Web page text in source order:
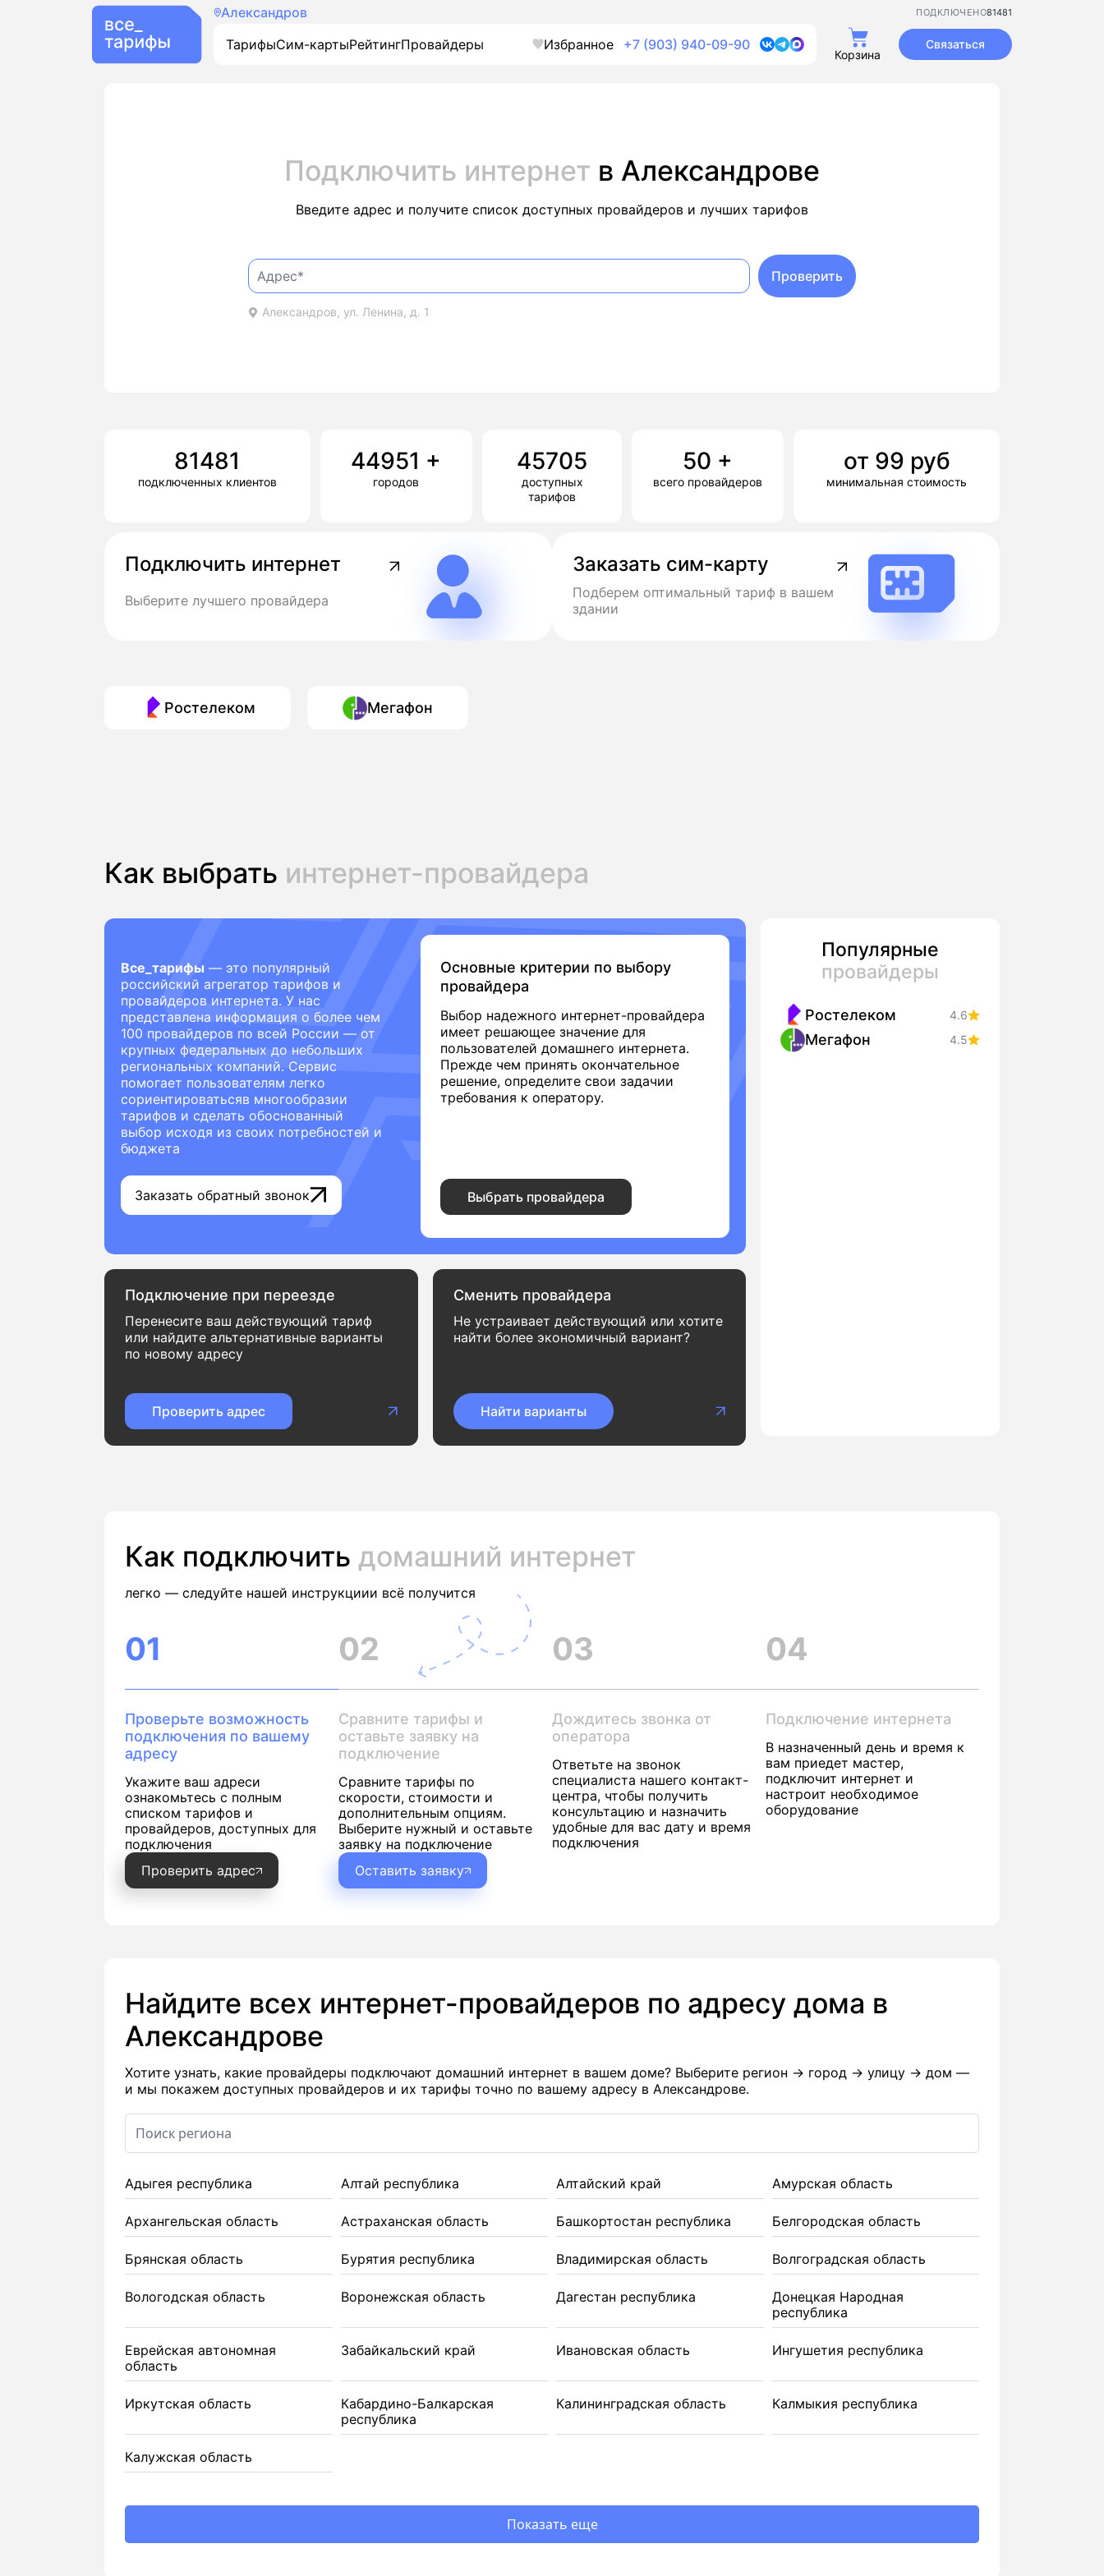
Александров 81481
ПОДКЛЮЧЕНО
ТарифыСим-картыРейтингПровайдеры Избранное +7 (903) 940-09-90
Корзина
Связаться
Подключить интернет в Александрове
Введите адрес и получите список доступных провайдеров и лучших тарифов
Александров, ул. Ленина, д. 1
Проверить
81481
подключенных клиентов
44951 +
городов
45705
доступных
тарифов
50 +
всего провайдеров
от 99 руб
минимальная стоимость
Подключить интернет
Выберите лучшего провайдера
Заказать сим-карту
Подберем оптимальный тариф в вашем
здании
Ростелеком Мегафон
Как выбрать интернет-провайдера
Все_тарифы — это популярный
российский агрегатор тарифов и
провайдеров интернета. У нас
представлена информация о более чем
100 провайдеров по всей России — от
крупных федеральных до небольших
региональных компаний. Сервис
помогает пользователям легко
сориентироватьсяв многообразии
тарифов и сделать обоснованный
выбор исходя из своих потребностей и
бюджета
Заказать обратный звонок
Основные критерии по выбору
провайдера
Выбор надежного интернет-провайдера
имеет решающее значение для
пользователей домашнего интернета.
Прежде чем принять окончательное
решение, определите свои задачии
требования к оператору.
Выбрать провайдера
Подключение при переезде
Перенесите ваш действующий тариф
или найдите альтернативные варианты
по новому адресу
Проверить адрес
Сменить провайдера
Не устраивает действующий или хотите
найти более экономичный вариант?
Найти варианты
Популярные
провайдеры
Ростелеком 4.6
Мегафон 4.5
Как подключить домашний интернет
легко — следуйте нашей инструкциии всё получится
01
Проверьте возможность
подключения по вашему
адресу
Укажите ваш адреси
ознакомьтесь с полным
списком тарифов и
провайдеров, доступных для
подключения
Проверить адрес
02
Сравните тарифы и
оставьте заявку на
подключение
Сравните тарифы по
скорости, стоимости и
дополнительным опциям.
Выберите нужный и оставьте
заявку на подключение
Оставить заявку
03
Дождитесь звонка от
оператора
Ответьте на звонок
специалиста нашего контакт-
центра, чтобы получить
консультацию и назначить
удобные для вас дату и время
подключения
04
Подключение интернета
В назначенный день и время к
вам приедет мастер,
подключит интернет и
настроит необходимое
оборудование
Найдите всех интернет-провайдеров по адресу дома в
Александрове
Хотите узнать, какие провайдеры подключают домашний интернет в вашем доме? Выберите регион → город → улицу → дом —
и мы покажем доступных провайдеров и их тарифы точно по вашему адресу в Александрове.
Адыгея республика Алтай республика Алтайский край Амурская область
Архангельская область Астраханская область Башкортостан республика Белгородская область
Брянская область Бурятия республика Владимирская область Волгоградская область
Вологодская область Воронежская область Дагестан республика
Донецкая Народная
республика
Еврейская автономная
область
Забайкальский край Ивановская область Ингушетия республика
Иркутская область
Кабардино-Балкарская
республика
Калининградская область Калмыкия республика
Калужская область
Показать еще